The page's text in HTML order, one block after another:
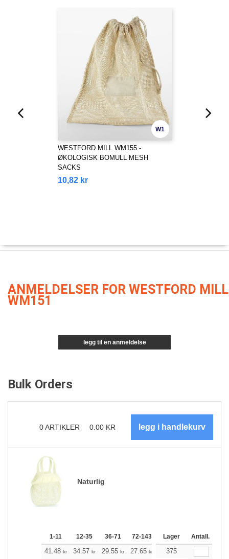
W1
WESTFORD MILL WM155 -
ØKOLOGISK BOMULL MESH
SACKS
10,82 kr
ANMELDELSER FOR WESTFORD MILL
WM151
legg til en anmeldelse
Bulk Orders
0ARTIKLER 0.00 KR
Naturlig
1-11 12-35 36-71 72-143 144-287 288 +
Lager Antall.
41.48 kr 34.57 kr 29.55 kr 27.65 kr 26.31
375